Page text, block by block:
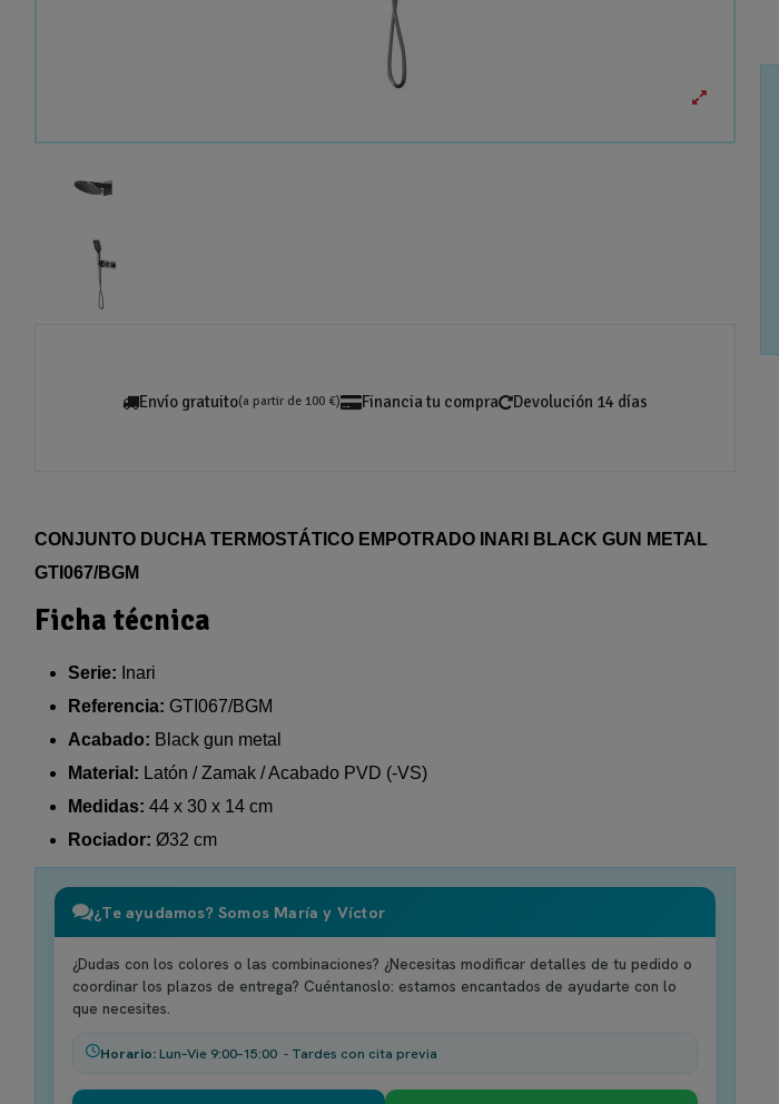
Envío gratuito(a partir de 100 €) Financia tu compra Devolución 14 días
CONJUNTO DUCHA TERMOSTÁTICO EMPOTRADO INARI BLACK GUN METAL
GTI067/BGM
Ficha técnica
Serie: Inari
Referencia: GTI067/BGM
Acabado: Black gun metal
Material: Latón / Zamak / Acabado PVD (-VS)
Medidas: 44 x 30 x 14 cm
Rociador: Ø32 cm
¿Te ayudamos? Somos María y Víctor
¿Dudas con los colores o las combinaciones? ¿Necesitas modificar detalles de tu pedido o
coordinar los plazos de entrega? Cuéntanoslo: estamos encantados de ayudarte con lo
que necesites.
Horario:Lun–Vie 9:00–15:00 - Tardes con cita previa